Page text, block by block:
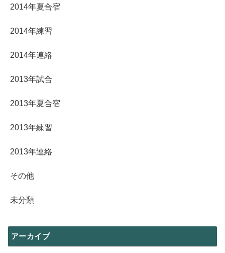
2014年夏合宿
2014年練習
2014年連絡
2013年試合
2013年夏合宿
2013年練習
2013年連絡
その他
未分類
アーカイブ